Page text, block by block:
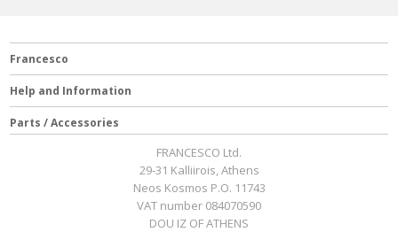
Francesco
Help and Information
Parts / Accessories
FRANCESCO Ltd.
29-31 Kalliirois, Athens
Neos Kosmos P.O. 11743
VAT number 084070590
DOU IZ OF ATHENS